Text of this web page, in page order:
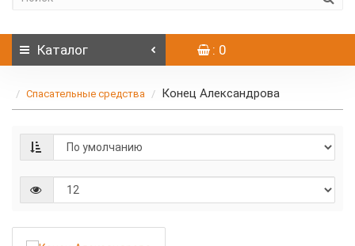
Каталог : 0
Спасательные средства Конец Александрова